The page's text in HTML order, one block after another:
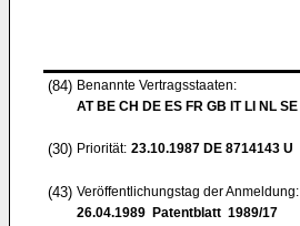
(84) Benannte Vertragsstaaten:
AT BE CH DE ES FR GB IT LI NL SE
(30) Priorität: 23.10.1987 DE 8714143 U
(43) Veröffentlichungstag der Anmeldung:
26.04.1989 Patentblatt 1989/17